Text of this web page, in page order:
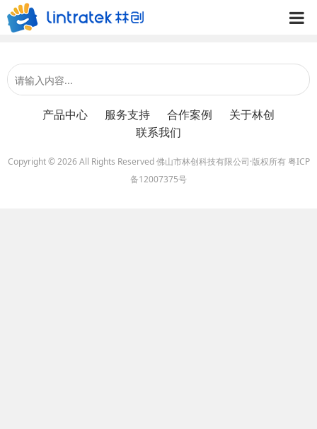
产品中心 服务支持 合作案例
关于林创
联系我们
Copyright © 2026 All Rights Reserved 佛山市林创科技有限公司·版权所有粤ICP
备12007375号